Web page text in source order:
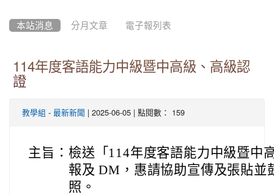
本站消息 分月文章 電子報列表
114年度客語能力中級暨中高級、高級認
證
教學組 - 最新新聞 | 2025-06-05 | 點閱數： 159
主旨： 檢送「114年度客語能力中級暨中
報及 DM，惠請協助宣傳及張貼並
照。